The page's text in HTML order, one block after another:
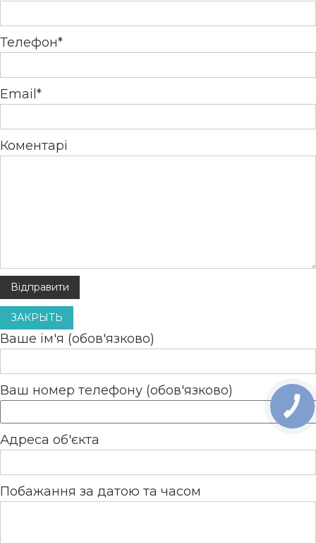
Телефон*
Email*
Коментарі
ЗАКРЫТЬ
Ваше ім'я (обов'язково)
Ваш номер телефону (обов'язково)
Адреса об'єкта
Побажання за датою та часом